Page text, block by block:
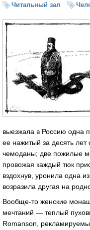
Читальный зал
выезжала в Россию одна
ее нажитый за десять лет
чемоданы; две пожилые
провожая каждый тюк
вздохнув, уронила одна
возразила другая на
Вообще‑то женские
мечтаний — теплый
Romanson,